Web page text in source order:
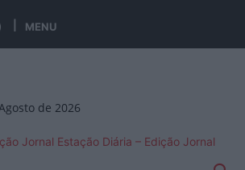
MENU
de 2026
Estação Diária – Edição Jornal